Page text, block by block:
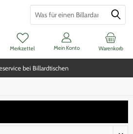
bei Billardtischen
Warenkorb
Merkzettel Mein Konto